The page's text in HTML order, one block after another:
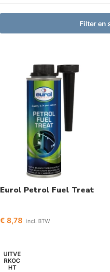
Filter en
Eurol Petrol Fuel Treat
€ 8,78 incl. BTW
UITVE
RKOC
HT